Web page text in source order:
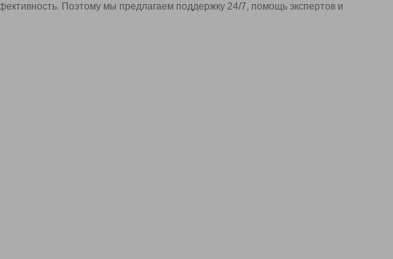
Поэтому мы предлагаем поддержку 24/7, помощь экспертов и